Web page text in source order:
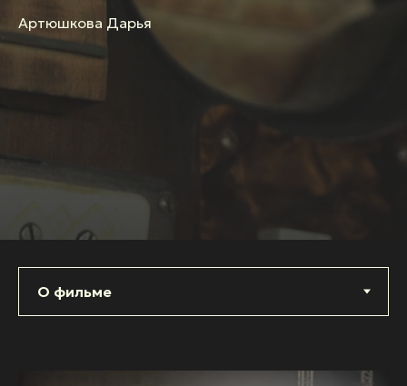
Артюшкова Дарья